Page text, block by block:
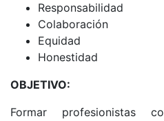
Responsabilidad
Colaboración
Equidad
Honestidad
OBJETIVO:
Formar profesionistas